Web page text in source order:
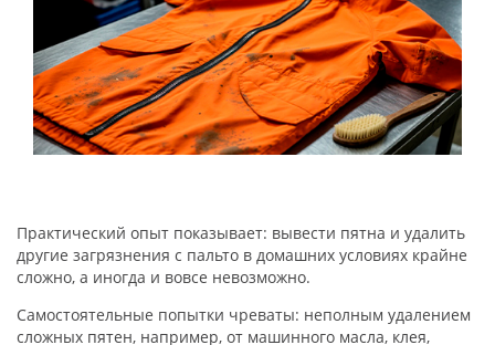
Практический опыт показывает: вывести пятна и удалить
другие загрязнения с пальто в домашних условиях крайне
сложно, а иногда и вовсе невозможно.
Самостоятельные попытки чреваты: неполным удалением
сложных пятен, например, от машинного масла, клея,